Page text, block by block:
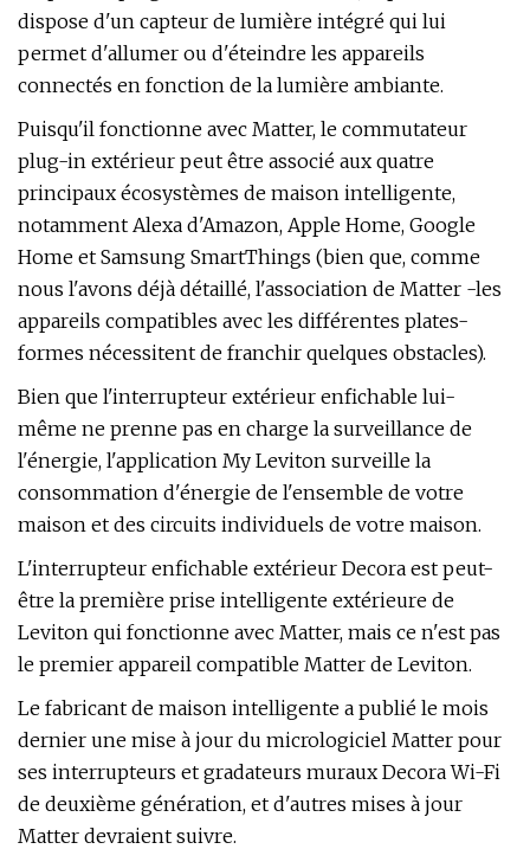
dispose d'un capteur de lumière intégré qui lui
permet d'allumer ou d'éteindre les appareils
connectés en fonction de la lumière ambiante.
Puisqu'il fonctionne avec Matter, le commutateur
plug-in extérieur peut être associé aux quatre
principaux écosystèmes de maison intelligente,
notamment Alexa d'Amazon, Apple Home, Google
Home et Samsung SmartThings (bien que, comme
nous l'avons déjà détaillé, l'association de Matter -les
appareils compatibles avec les différentes plates-
formes nécessitent de franchir quelques obstacles).
Bien que l'interrupteur extérieur enfichable lui-
même ne prenne pas en charge la surveillance de
l'énergie, l'application My Leviton surveille la
consommation d'énergie de l'ensemble de votre
maison et des circuits individuels de votre maison.
L'interrupteur enfichable extérieur Decora est peut-
être la première prise intelligente extérieure de
Leviton qui fonctionne avec Matter, mais ce n'est pas
le premier appareil compatible Matter de Leviton.
Le fabricant de maison intelligente a publié le mois
dernier une mise à jour du micrologiciel Matter pour
ses interrupteurs et gradateurs muraux Decora Wi-Fi
de deuxième génération, et d'autres mises à jour
Matter devraient suivre.